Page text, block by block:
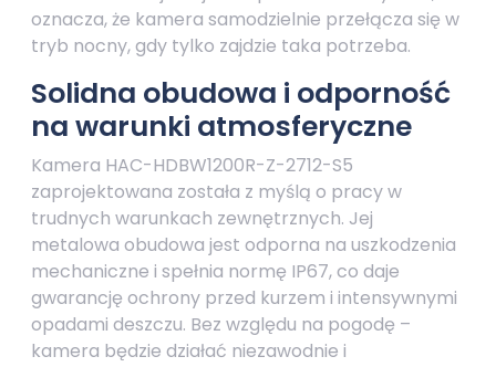
oznacza, że kamera samodzielnie przełącza się w
tryb nocny, gdy tylko zajdzie taka potrzeba.
Solidna obudowa i odporność
na warunki atmosferyczne
Kamera HAC-HDBW1200R-Z-2712-S5
zaprojektowana została z myślą o pracy w
trudnych warunkach zewnętrznych. Jej
metalowa obudowa jest odporna na uszkodzenia
mechaniczne i spełnia normę IP67, co daje
gwarancję ochrony przed kurzem i intensywnymi
opadami deszczu. Bez względu na pogodę –
kamera będzie działać niezawodnie i